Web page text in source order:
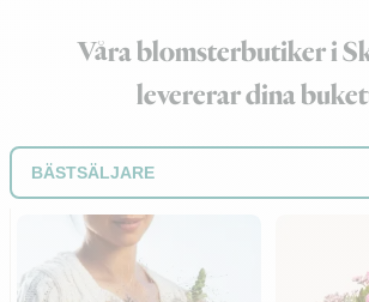
Våra blomsterbutiker i
levererar dina